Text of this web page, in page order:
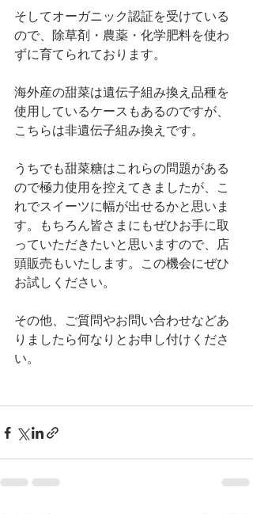
そしてオーガニック認証を受けている
ので、除草剤・農薬・化学肥料を使わ
ずに育てられております。
海外産の甜菜は遺伝子組み換え品種を
使用しているケースもあるのですが、
こちらは非遺伝子組み換えです。
うちでも甜菜糖はこれらの問題がある
ので極力使用を控えてきましたが、こ
れでスイーツに幅が出せるかと思いま
す。もちろん皆さまにもぜひお手に取
っていただきたいと思いますので、店
頭販売もいたします。この機会にぜひ
お試しください。
その他、ご質問やお問い合わせなどあ
りましたら何なりとお申し付けくださ
い。